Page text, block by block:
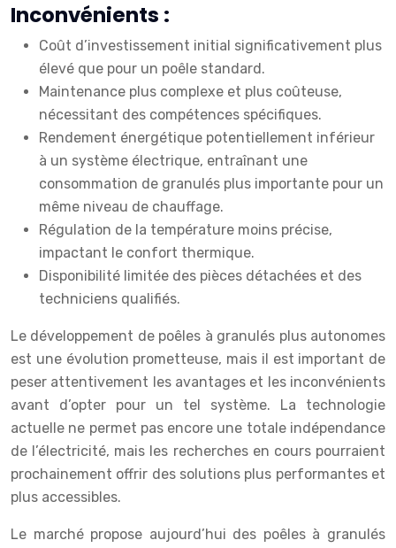
Inconvénients :
Coût d’investissement initial significativement plus
élevé que pour un poêle standard.
Maintenance plus complexe et plus coûteuse,
nécessitant des compétences spécifiques.
Rendement énergétique potentiellement inférieur
à un système électrique, entraînant une
consommation de granulés plus importante pour un
même niveau de chauffage.
Régulation de la température moins précise,
impactant le confort thermique.
Disponibilité limitée des pièces détachées et des
techniciens qualifiés.
Le développement de poêles à granulés plus autonomes
est une évolution prometteuse, mais il est important de
peser attentivement les avantages et les inconvénients
avant d’opter pour un tel système. La technologie
actuelle ne permet pas encore une totale indépendance
de l’électricité, mais les recherches en cours pourraient
prochainement offrir des solutions plus performantes et
plus accessibles.
Le marché propose aujourd’hui des poêles à granulés